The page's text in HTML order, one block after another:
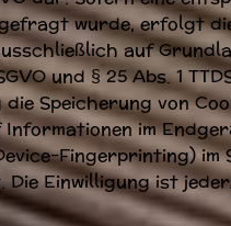
wurde, erfolgt
auf
und § 25 Abs. 1
Speicherung von
im
Fingerprinting) im
Die Einwilligung ist